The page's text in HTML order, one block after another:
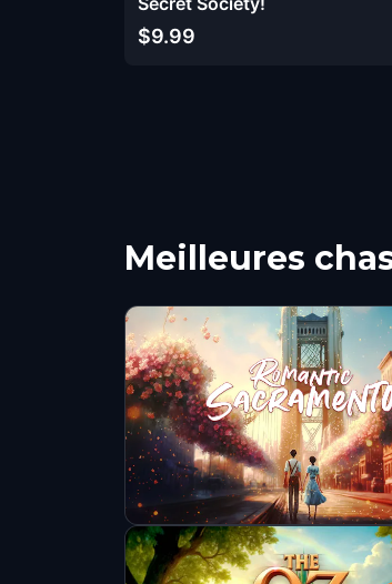
$9.99
Meilleures